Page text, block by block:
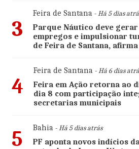
3
Feira de Santana- Há 5 dias
Parque Náutico deve
empregos e impulsionar
de Feira de Santana,
4
Feira de Santana- Há 6 dias
Feira em Ação retorna ao
dia 8 com participação
secretarias municipais
5 Bahia- Há 5 dias atrás
PF aponta novos indícios